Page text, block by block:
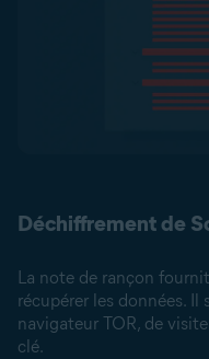
Déchiffrement de
La note de rançon
récupérer les données.
navigateur TOR, de
clé.